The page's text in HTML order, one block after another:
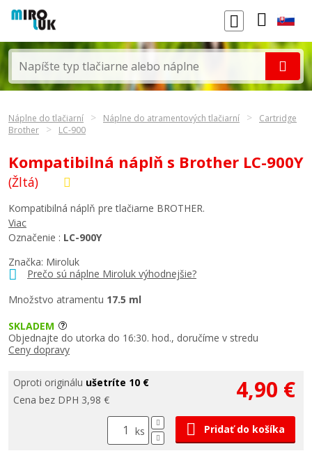
Náplne do tlačiarní Náplne do atramentových tlačiarní
Cartridge
Brother
LC-900
Kompatibilná náplň s Brother LC-900Y
(Žltá)
Značka: Miroluk
Prečo sú náplne Miroluk výhodnejšie?
Množstvo atramentu 17.5 ml
Kompatibilná náplň pre tlačiarne BROTHER.
Viac
Označenie : LC-900Y
SKLADEM
Objednajte do utorka do 16:30. hod., doručíme v stredu
Ceny dopravy
Oproti originálu ušetríte 10 €
Cena bez DPH 3,98 €
4,90 €
ks Pridať do košíka